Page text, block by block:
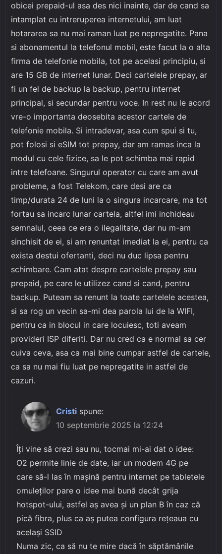
obicei prepaid-ul asa des nici inainte, dar de cand sa
intamplat cu intreruperea internetului, am luat
hotararea sa nu mai raman luat pe nepregatite. Pana
si abonamentul la telefonul mobil, este facut la o alta
firma de telefonie mobila, tot pe acelasi principiu, si
are 15 GB de internet lunar. Deci cartelele prepay, ar
fi un fel de backup la backup, pentru internet
principal, si secundar pentru voce. In rest nu le acord
vre-o importanta deosebita acestor cartele de
telefonie mobila. Si intradevar, asa cum spui si tu,
pot folosi si eSIM tot prepay, dar am ramas inca la
modul cu cele fizice, sa le pot schimba mai rapid
intre telefoane. Singurul operator cu care am avut
probleme, a fost Telekom, care desi are ca
timp/durata 24 de luni la o singura incarcare, ma tot
fortau sa incarc lunar cartela, altfel imi inchideau
semnalul, ceea ce era o ilegalitate, dar nu m-am
sinchisit de ei, si am renuntat imediat la ei, pentru ca
exista destui ofertanti, deci nu duc lipsa pentru
schimbare. Cam atat despre cartelele prepay sau
prepaid, pe care le utilizez cand si cand, pentru
backup. Puteam sa renunt la toate cartelele acestea,
si sa rog un vecin sa-mi dea parola lui de la WIFI,
pentru ca in blocul in care locuiesc, toti aveam
provideri ISP diferiti. Dar nu cred ca e normal sa cer
cuiva ceva, asa ca mai bine cumpar astfel de cartele,
ca sa nu mai fiu luat pe nepregatite in astfel de
cazuri.
Cristi spune:
10 septembrie 2025 la 12:24
Îți vine să crezi sau nu, tocmai mi-ai dat o idee:
O2 permite linie de date, iar un modem 4G pe
care să-l las în mașină pentru internet pe tabletele
omuleților pare o idee mai bună decât grija
hotspot-ului, astfel aș avea și un plan B în caz că
pică fibra, plus ca aș putea configura rețeaua cu
același SSID
Numa zic, ca să nu te mire dacă în săptămânile